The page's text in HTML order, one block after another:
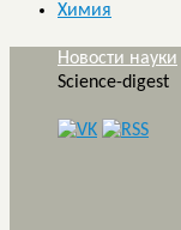
Химия
Новости науки
Science-digest